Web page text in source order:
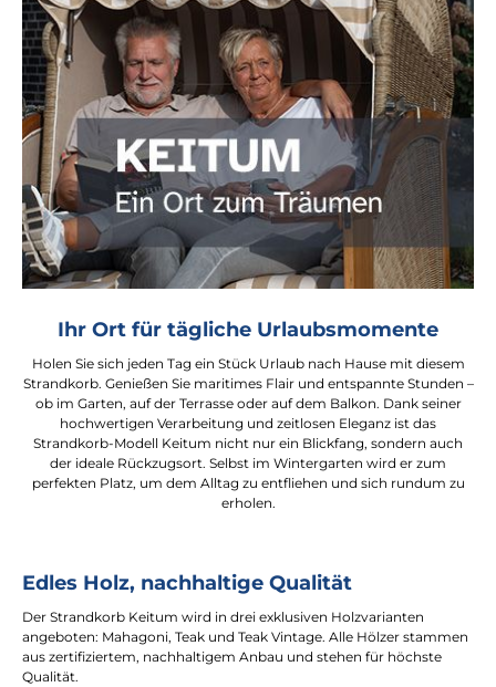
Ihr Ort für tägliche Urlaubsmomente
Holen Sie sich jeden Tag ein Stück Urlaub nach Hause mit diesem
Strandkorb. Genießen Sie maritimes Flair und entspannte Stunden –
ob im Garten, auf der Terrasse oder auf dem Balkon. Dank seiner
hochwertigen Verarbeitung und zeitlosen Eleganz ist das
Strandkorb-Modell Keitum nicht nur ein Blickfang, sondern auch
der ideale Rückzugsort. Selbst im Wintergarten wird er zum
perfekten Platz, um dem Alltag zu entfliehen und sich rundum zu
erholen.
Edles Holz, nachhaltige Qualität
Der Strandkorb Keitum wird in drei exklusiven Holzvarianten
angeboten: Mahagoni, Teak und Teak Vintage. Alle Hölzer stammen
aus zertifiziertem, nachhaltigem Anbau und stehen für höchste
Qualität.